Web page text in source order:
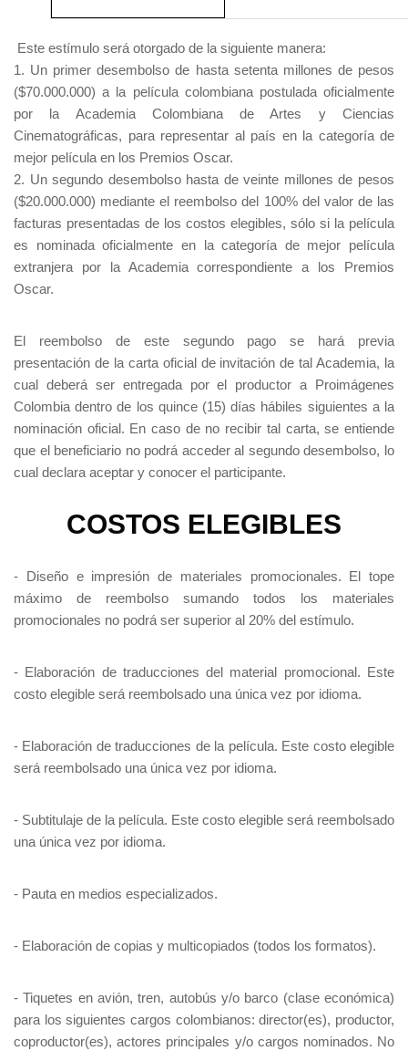
Este estímulo será otorgado de la siguiente manera:
1. Un primer desembolso de hasta setenta millones de pesos
($70.000.000) a la película colombiana postulada oficialmente
por la Academia Colombiana de Artes y Ciencias
Cinematográficas, para representar al país en la categoría de
mejor película en los Premios Oscar.
2. Un segundo desembolso hasta de veinte millones de pesos
($20.000.000) mediante el reembolso del 100% del valor de las
facturas presentadas de los costos elegibles, sólo si la película
es nominada oficialmente en la categoría de mejor película
extranjera por la Academia correspondiente a los Premios
Oscar.
El reembolso de este segundo pago se hará previa
presentación de la carta oficial de invitación de tal Academia, la
cual deberá ser entregada por el productor a Proimágenes
Colombia dentro de los quince (15) días hábiles siguientes a la
nominación oficial. En caso de no recibir tal carta, se entiende
que el beneficiario no podrá acceder al segundo desembolso, lo
cual declara aceptar y conocer el participante.
COSTOS ELEGIBLES
- Diseño e impresión de materiales promocionales. El tope
máximo de reembolso sumando todos los materiales
promocionales no podrá ser superior al 20% del estímulo.
- Elaboración de traducciones del material promocional. Este
costo elegible será reembolsado una única vez por idioma.
- Elaboración de traducciones de la película. Este costo elegible
será reembolsado una única vez por idioma.
- Subtitulaje de la película. Este costo elegible será reembolsado
una única vez por idioma.
- Pauta en medios especializados.
- Elaboración de copias y multicopiados (todos los formatos).
- Tiquetes en avión, tren, autobús y/o barco (clase económica)
para los siguientes cargos colombianos: director(es), productor,
coproductor(es), actores principales y/o cargos nominados. No